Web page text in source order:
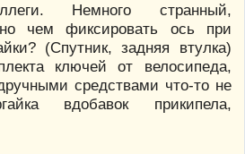
Немного странный,
чем фиксировать ось при
(Спутник, задняя втулка)
ключей от велосипеда,
средствами что-то не
вдобавок прикипела,